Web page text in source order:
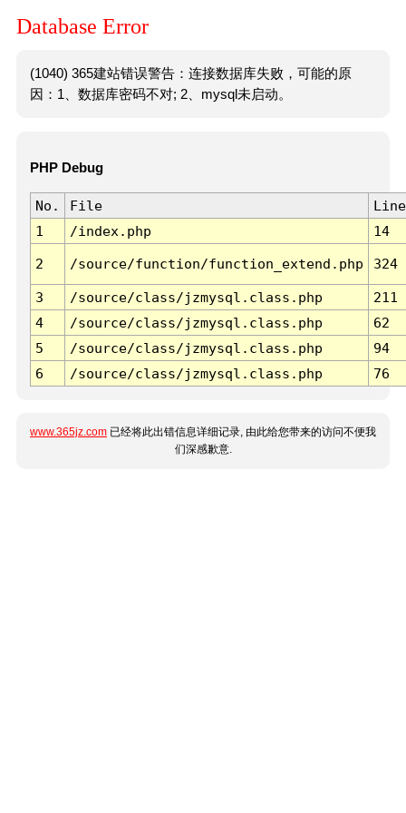
Database Error
(1040) 365建站错误警告：连接数据库失败，可能的原
因：1、数据库密码不对; 2、mysql未启动。
PHP Debug
No. File
Line
1
/index.php 14
2 /source/function/function_extend.php 324
3 /source/class/jzmysql.class.php
211
4
/source/class/jzmysql.class.php
62
5
/source/class/jzmysql.class.php
94
6
/source/class/jzmysql.class.php 76
www.365jz.com 已经将此出错信息详细记录, 由此给您带来的访问不便我
们深感歉意.